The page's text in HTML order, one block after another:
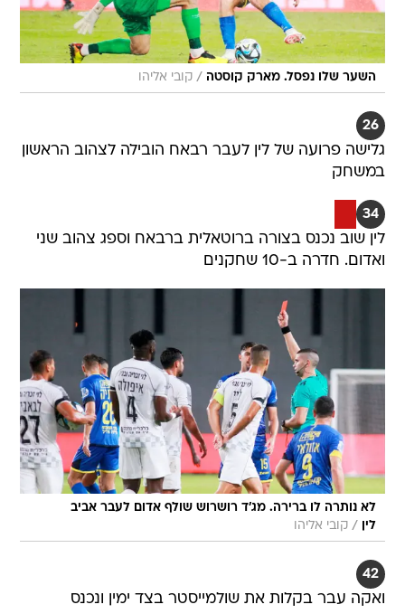
השער שלו נפסל. מארק קוסטה / קובי אליהו
26
גלישה פרועה של לין לעבר רבאח הובילה לצהוב הראשון
במשחק
34
לין שוב נכנס בצורה ברוטאלית ברבאח וספג צהוב שני
ואדום. חדרה ב-10 שחקנים
לא נותרה לו ברירה. מג'ד רושרוש שולף אדום לעבר אביב
לין
/ קובי אליהו
42
ואקה עבר בקלות את שולמייסטר בצד ימין ונכנס